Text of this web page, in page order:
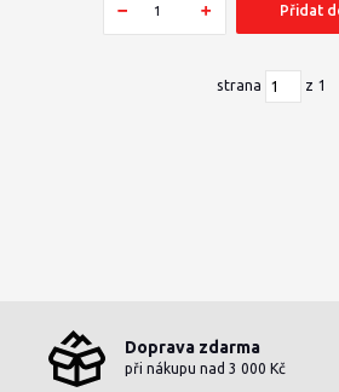
Přidat
strana z 1
Doprava zdarma
při nákupu nad 3 000 Kč